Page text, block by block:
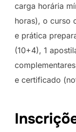
carga horária
horas), o curso
e prática
(10+4), 1
e certificado